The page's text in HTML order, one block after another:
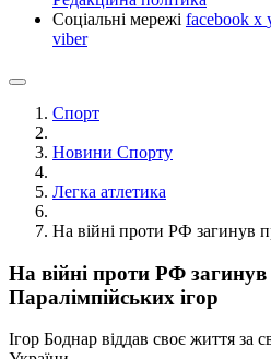
Соціальні мережі facebook x
viber
Спорт
Новини Спорту
Легка атлетика
На війні проти РФ загинув
На війні проти РФ загинув
Паралімпійських ігор
Ігор Боднар віддав своє життя за